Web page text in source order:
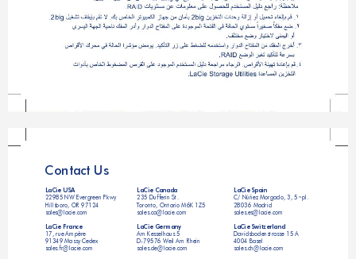
Contact Us
LaCie USA LaCie Canada LaCie Spain
a
22985 NW Evergreen Pkwy 235 Dufferin St. C/ Núñez Morgado, 3, 5 pl.
Hillsboro, OR 97124 Toronto, Ontario M6K 1Z5
28036 Madrid
sales@lacie.com
sales.ca@lacie.com sales.es@lacie.com
LaCie France LaCie Germany
LaCie Switzerland
17, rue Ampère
Am Kesselhaus 5
Davidsbodenstrasse 15 A
91349 Massy Cedex
D-79576 Weil Am Rhein
4004 Basel
sales.fr@lacie.com
sales.de@lacie.com sales.ch@lacie.com